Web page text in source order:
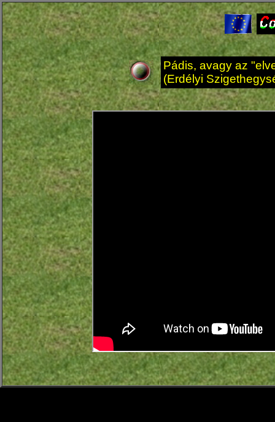
Pádis, avagy az
(Erdélyi